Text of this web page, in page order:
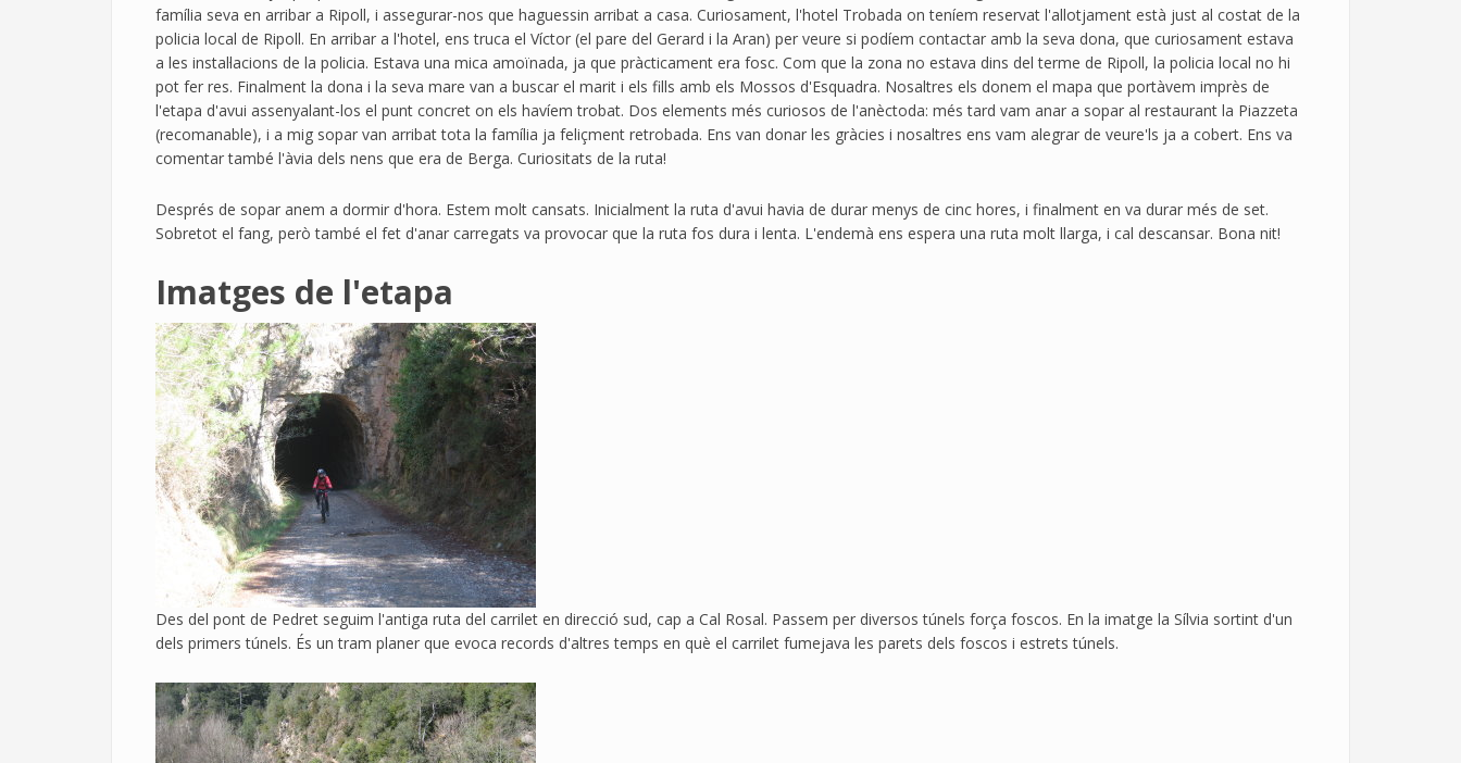
família seva en arribar a Ripoll, i assegurar-nos que haguessin arribat a casa. Curiosament, l'hotel Trobada on teníem reservat l'allotjament està just al costat de la
policia local de Ripoll. En arribar a l'hotel, ens truca el Víctor (el pare del Gerard i la Aran) per veure si podíem contactar amb la seva dona, que curiosament estava
a les instal·lacions de la policia. Estava una mica amoïnada, ja que pràcticament era fosc. Com que la zona no estava dins del terme de Ripoll, la policia local no hi
pot fer res. Finalment la dona i la seva mare van a buscar el marit i els fills amb els Mossos d'Esquadra. Nosaltres els donem el mapa que portàvem imprès de
l'etapa d'avui assenyalant-los el punt concret on els havíem trobat. Dos elements més curiosos de l'anèctoda: més tard vam anar a sopar al restaurant la Piazzeta
(recomanable), i a mig sopar van arribat tota la família ja feliçment retrobada. Ens van donar les gràcies i nosaltres ens vam alegrar de veure'ls ja a cobert. Ens va
comentar també l'àvia dels nens que era de Berga. Curiositats de la ruta!
Després de sopar anem a dormir d'hora. Estem molt cansats. Inicialment la ruta d'avui havia de durar menys de cinc hores, i finalment en va durar més de set.
Sobretot el fang, però també el fet d'anar carregats va provocar que la ruta fos dura i lenta. L'endemà ens espera una ruta molt llarga, i cal descansar. Bona nit!
Imatges de l'etapa
Des del pont de Pedret seguim l'antiga ruta del carrilet en direcció sud, cap a Cal Rosal. Passem per diversos túnels força foscos. En la imatge la Sílvia sortint d'un
dels primers túnels. És un tram planer que evoca records d'altres temps en què el carrilet fumejava les parets dels foscos i estrets túnels.